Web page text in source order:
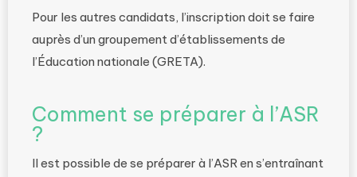
Pour les autres candidats, l’inscription doit se faire
auprès d’un groupement d’établissements de
l’Éducation nationale (GRETA).
Comment se préparer à l’ASR
?
Il est possible de se préparer à l’ASR en s’entraînant